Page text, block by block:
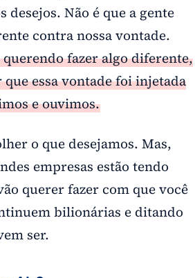
desejos. Não é que a gente
contra nossa vontade.
querendo fazer algo diferente,
essa vontade foi injetada
e ouvimos.
o que desejamos. Mas,
empresas estão tendo
querer fazer com que você
bilionárias e ditando
ser.